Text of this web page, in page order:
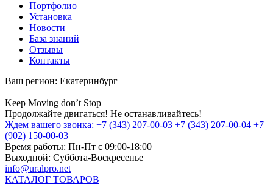
Портфолио
Установка
Новости
База знаний
Отзывы
Контакты
Ваш регион: Екатеринбург
Keep Moving don’t Stop
Продолжайте двигаться! Не останавливайтесь!
Ждем вашего звонка: +7 (343) 207-00-03 +7 (343) 207-00-04 +7
(902) 150-00-03
Время работы: Пн-Пт с 09:00-18:00
Выходной: Суббота-Воскресенье
info@uralpro.net
КАТАЛОГ ТОВАРОВ